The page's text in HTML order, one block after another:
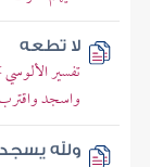
لا تطعه
تفسير
واسجد
ولله